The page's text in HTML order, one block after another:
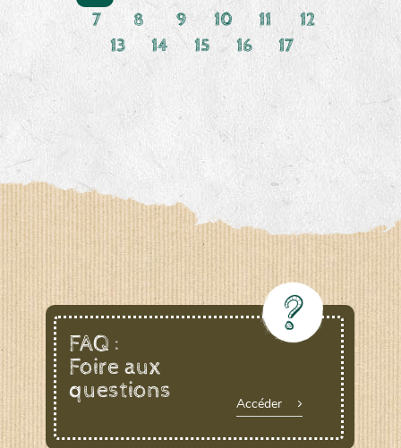
7
8 9 10 11
12
13
14 15 16 17
FAQ :
Foire aux
questions
Accéder